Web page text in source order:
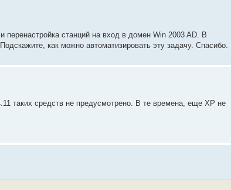
перенастройка станций на вход в домен Win 2003 AD. В
как можно автоматизировать эту задачу. Спасибо.
таких средств не предусмотрено. В те времена, еще XP не